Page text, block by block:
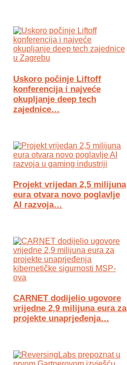
Uskoro počinje Liftoff
konferencija i najveće
okupljanje deep tech
zajednice…
Projekt vrijedan 2,5 milijuna
eura otvara novo poglavlje
AI razvoja…
CARNET dodijelio ugovore
vrijedne 2,9 milijuna eura za
projekte unaprjeđenja…